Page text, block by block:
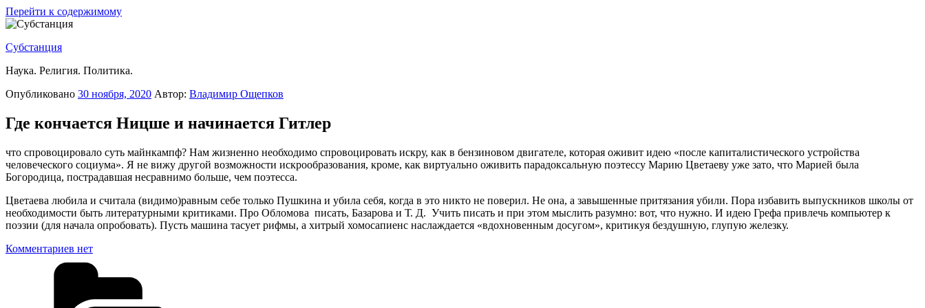
Перейти к содержимому
Субстанция
Наука. Религия. Политика.
Опубликовано 30 ноября, 2020 Автор: Владимир Ощепков
Где кончается Ницше и начинается Гитлер
что спровоцировало суть майнкампф? Нам жизненно необходимо спровоцировать искру, как в бензиновом двигателе, которая оживит идею «после капиталистического устройства
человеческого социума». Я не вижу другой возможности искрообразования, кроме, как виртуально оживить парадоксальную поэтессу Марию Цветаеву уже зато, что Марией была
Богородица, пострадавшая несравнимо больше, чем поэтесса.
Цветаева любила и считала (видимо)равным себе только Пушкина и убила себя, когда в это никто не поверил. Не она, а завышенные притязания убили. Пора избавить выпускников школы от
необходимости быть литературными критиками. Про Обломова писать, Базарова и Т. Д. Учить писать и при этом мыслить разумно: вот, что нужно. И идею Грефа привлечь компьютер к
поэзии (для начала опробовать). Пусть машина тасует рифмы, а хитрый хомосапиенс наслаждается «вдохновенным досугом», критикуя бездушную, глупую железку.
Комментариев нет